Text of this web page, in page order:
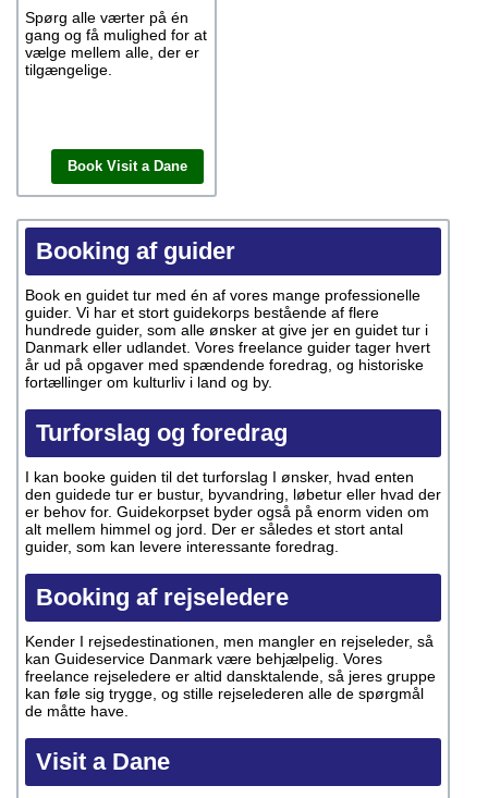
Spørg alle værter på én
gang og få mulighed for at
vælge mellem alle, der er
tilgængelige.
Book Visit a Dane
Booking af guider
Book en guidet tur med én af vores mange professionelle
guider. Vi har et stort guidekorps bestående af flere
hundrede guider, som alle ønsker at give jer en guidet tur i
Danmark eller udlandet. Vores freelance guider tager hvert
år ud på opgaver med spændende foredrag, og historiske
fortællinger om kulturliv i land og by.
Turforslag og foredrag
I kan booke guiden til det turforslag I ønsker, hvad enten
den guidede tur er bustur, byvandring, løbetur eller hvad der
er behov for. Guidekorpset byder også på enorm viden om
alt mellem himmel og jord. Der er således et stort antal
guider, som kan levere interessante foredrag.
Booking af rejseledere
Kender I rejsedestinationen, men mangler en rejseleder, så
kan Guideservice Danmark være behjælpelig. Vores
freelance rejseledere er altid dansktalende, så jeres gruppe
kan føle sig trygge, og stille rejselederen alle de spørgmål
de måtte have.
Visit a Dane